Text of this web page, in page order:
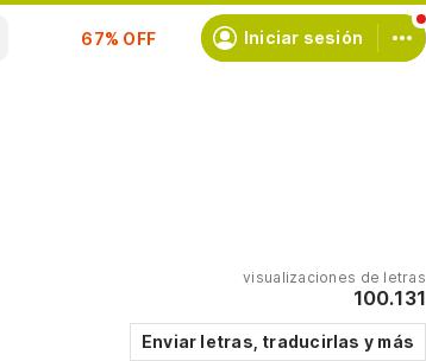
Suscríbete Iniciar sesión
visualizaciones de letras
100.131
Enviar letras, traducirlas y más